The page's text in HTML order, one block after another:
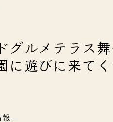
グルメテラス
に遊びに来て
報―